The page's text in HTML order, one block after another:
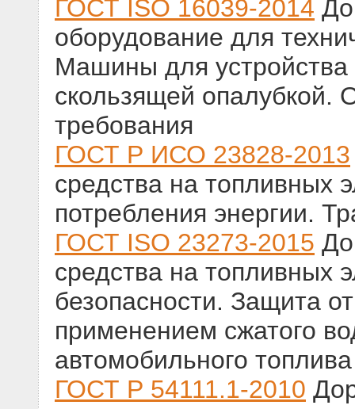
ГОСТ ISO 16039-2014
оборудование для
Машины для устройства
скользящей опалубкой.
требования
ГОСТ Р ИСО 23828-2013
средства на топливных
потребления энергии.
ГОСТ ISO 23273-2015
средства на топливных
безопасности. Защита
применением сжатого
автомобильного топлива
ГОСТ Р 54111.1-2010